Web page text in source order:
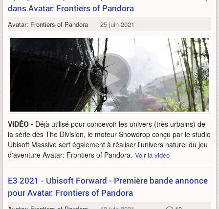
dans Avatar: Frontiers of Pandora
Avatar: Frontiers of Pandora 25 juin 2021
VIDÉO - Déjà utilisé pour concevoir les univers (très urbains) de
la série des The Division, le moteur Snowdrop conçu par le studio
Ubisoft Massive sert également à réaliser l'univers naturel du jeu
d'aventure Avatar: Frontiers of Pandora. Voir la vidéo
E3 2021 - Ubisoft Forward - Première bande annonce
pour Avatar: Frontiers of Pandora